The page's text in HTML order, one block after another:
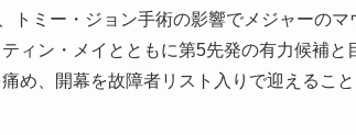
トミー・ジョン手術の影響でメジャーの
ィン・メイとともに第5先発の有力候補
め、開幕を故障者リスト入りで迎えること